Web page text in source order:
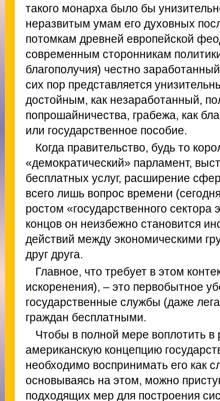
такого монарха было бы
неразвитым умам его духовных
потомкам древней европейской
современным сторонникам
благополучия) честно
сих пор представляется
достойным, как незаработанный,
попрошайничества, грабежа, как
или государственное пособие.
Когда правительство, будь то
«демократический» парламент,
бесплатных услуг, расширение
всего лишь вопрос времени
ростом «государственного сектора
концов он неизбежно становится
действий между экономическими
друг друга.
Главное, что требует в этом
искоренения), – это первобытное
государственные службы (даже
граждан бесплатными.
Чтобы в полной мере воплотить в
американскую концепцию
необходимо воспринимать его как
основываясь на этом, можно
подходящих мер для построения